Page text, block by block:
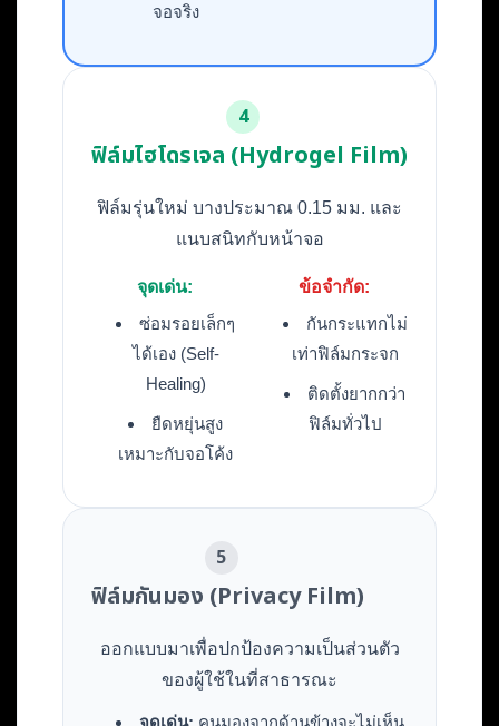
จอจริง
4
ฟิล์มไฮโดรเจล (Hydrogel Film)
ฟิล์มรุ่นใหม่ บางประมาณ 0.15 มม. และ
แนบสนิทกับหน้าจอ
จุดเด่น:
ซ่อมรอยเล็กๆ
ได้เอง (Self-
Healing)
ยืดหยุ่นสูง
เหมาะกับจอโค้ง
ข้อจำกัด:
กันกระแทกไม่
เท่าฟิล์มกระจก
ติดตั้งยากกว่า
ฟิล์มทั่วไป
5
ฟิล์มกันมอง (Privacy Film)
ออกแบบมาเพื่อปกป้องความเป็นส่วนตัว
ของผู้ใช้ในที่สาธารณะ
จุดเด่น: คนมองจากด้านข้างจะไม่เห็น